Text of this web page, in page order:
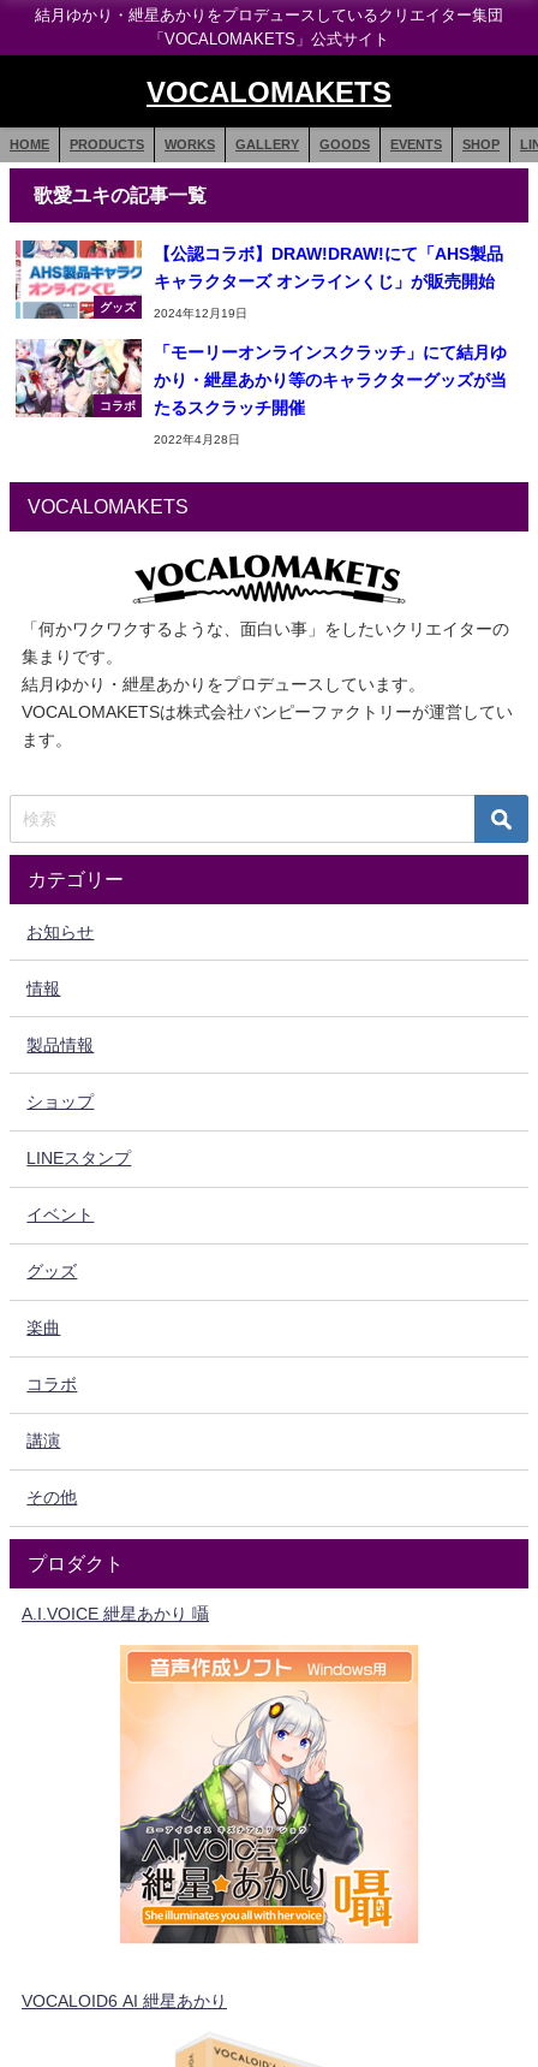
結月ゆかり・紲星あかりをプロデュースしているクリエイター集団
「VOCALOMAKETS」公式サイト
VOCALOMAKETS
HOME PRODUCTS WORKS GALLERY GOODS EVENTS SHOP
歌愛ユキの記事一覧
グッズ
【公認コラボ】DRAW!DRAW!にて「AHS製品
キャラクターズ オンラインくじ」が販売開始
2024年12月19日
コラボ
「モーリーオンラインスクラッチ」にて結月ゆ
かり・紲星あかり等のキャラクターグッズが当
たるスクラッチ開催
2022年4月28日
VOCALOMAKETS
「何かワクワクするような、面白い事」をしたいクリエイターの
集まりです。
結月ゆかり・紲星あかりをプロデュースしています。
VOCALOMAKETSは株式会社バンピーファクトリーが運営してい
ます。
カテゴリー
お知らせ
情報
製品情報
ショップ
LINEスタンプ
イベント
グッズ
楽曲
コラボ
講演
その他
プロダクト
A.I.VOICE 紲星あかり 囁
VOCALOID6 AI 紲星あかり